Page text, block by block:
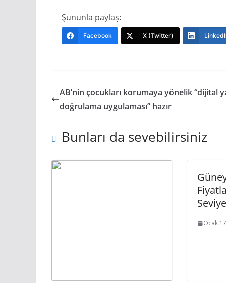
Şununla paylaş:
Facebook X (Twitter)
AB’nin çocukları korumaya yönelik “dijital
doğrulama uygulaması” hazır
Bunları da sevebilirsiniz
Ocak